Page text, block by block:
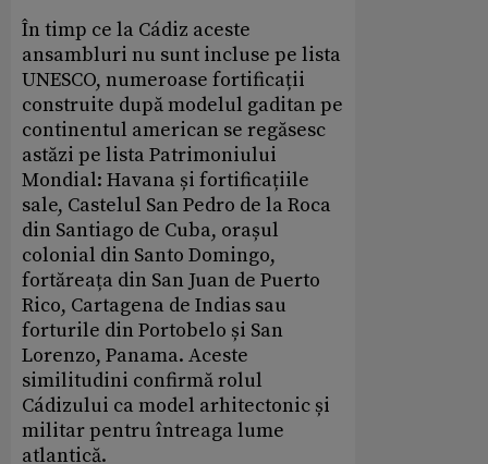
În timp ce la Cádiz aceste
ansambluri nu sunt incluse pe lista
UNESCO, numeroase fortificații
construite după modelul gaditan pe
continentul american se regăsesc
astăzi pe lista Patrimoniului
Mondial: Havana și fortificațiile
sale, Castelul San Pedro de la Roca
din Santiago de Cuba, orașul
colonial din Santo Domingo,
fortăreața din San Juan de Puerto
Rico, Cartagena de Indias sau
forturile din Portobelo și San
Lorenzo, Panama. Aceste
similitudini confirmă rolul
Cádizului ca model arhitectonic și
militar pentru întreaga lume
atlantică.